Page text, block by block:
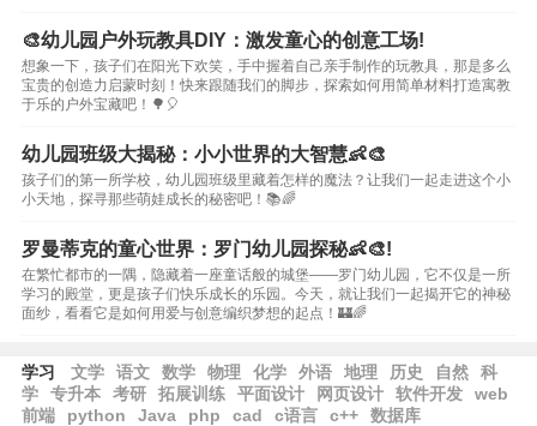
🎨幼儿园户外玩教具DIY：激发童心的创意工场!
想象一下，孩子们在阳光下欢笑，手中握着自己亲手制作的玩教具，那是多么
宝贵的创造力启蒙时刻！快来跟随我们的脚步，探索如何用简单材料打造寓教
于乐的户外宝藏吧！🌳🎈
幼儿园班级大揭秘：小小世界的大智慧👶🎨
孩子们的第一所学校，幼儿园班级里藏着怎样的魔法？让我们一起走进这个小
小天地，探寻那些萌娃成长的秘密吧！📚🌈
罗曼蒂克的童心世界：罗门幼儿园探秘👶🎨!
在繁忙都市的一隅，隐藏着一座童话般的城堡——罗门幼儿园，它不仅是一所
学习的殿堂，更是孩子们快乐成长的乐园。今天，就让我们一起揭开它的神秘
面纱，看看它是如何用爱与创意编织梦想的起点！🏰🌈
学习 文学 语文 数学 物理 化学 外语 地理 历史 自然
科
学
专升本 考研 拓展训练 平面设计 网页设计 软件开发
web
前端
python Java php cad c语言 c++
数据库